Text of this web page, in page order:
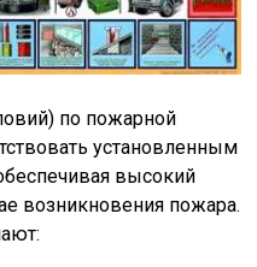
по пожарной
установленным
высокий
возникновения пожара.